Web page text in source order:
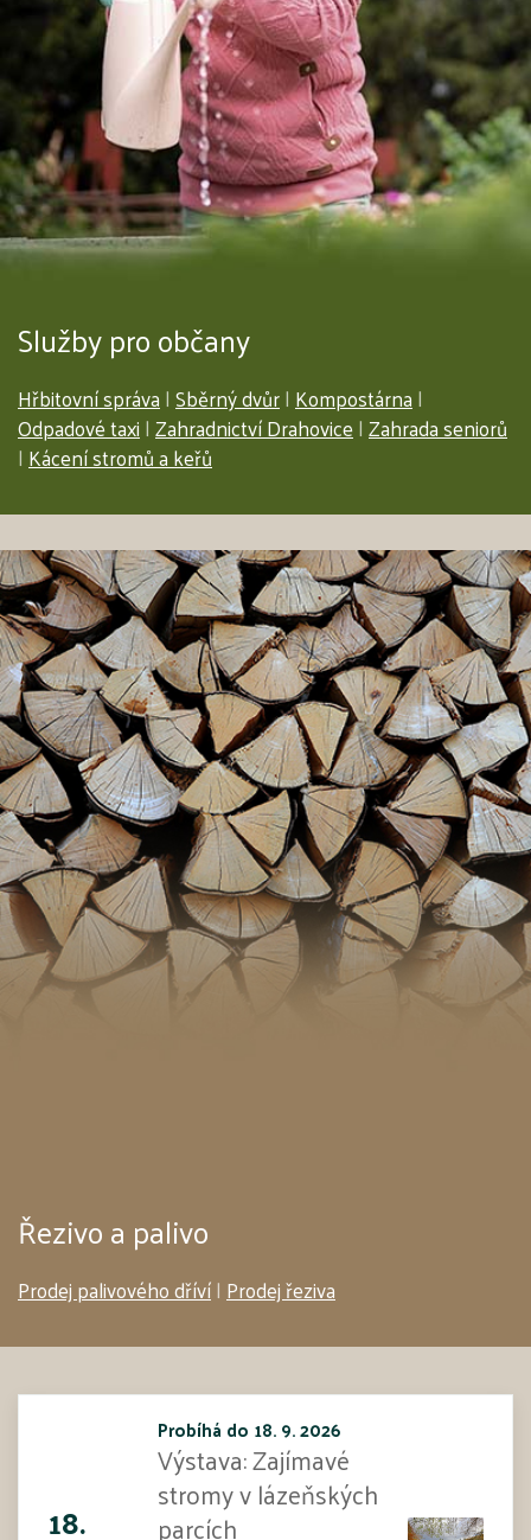
Služby pro občany
Hřbitovní správa| Sběrný dvůr| Kompostárna|
Odpadové taxi| Zahradnictví Drahovice| Zahrada seniorů
| Kácení stromů a keřů
Řezivo a palivo
Prodej palivového dříví| Prodej řeziva
18.
Probíhá do 18. 9. 2026
Výstava: Zajímavé
stromy v lázeňských
parcích